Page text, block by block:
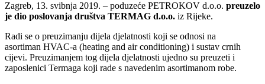
Zagreb, 13. svibnja 2019. – poduzeće PETROKOV d.o.o. preuzelo
je dio poslovanja društva TERMAG d.o.o. iz Rijeke.
Radi se o preuzimanju dijela djelatnosti koji se odnosi na
asortiman HVAC-a (heating and air conditioning) i sustav crnih
cijevi. Preuzimanjem tog dijela djelatnosti ujedno su preuzeti i
zaposlenici Termaga koji rade s navedenim asortimanom robe.